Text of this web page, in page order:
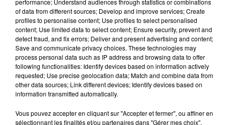
performance; Understand audiences through statistics or combinations
of data from different sources; Develop and improve services; Create
profiles to personalise content; Use profiles to select personalised
content; Use limited data to select content; Ensure security, prevent and
detect fraud, and fix errors; Deliver and present advertising and content;
Save and communicate privacy choices. These technologies may
process personal data such as IP address and browsing data to offer
following functionalities: Identify devices based on information actively
requested; Use precise geolocation data; Match and combine data from
other data sources; Link different devices; Identify devices based on
information transmitted automatically.
Vous pouvez accepter en cliquant sur "Accepter et fermer", ou affiner en
sélectionnant les finalités et/ou partenaires dans "Gérer mes choix".